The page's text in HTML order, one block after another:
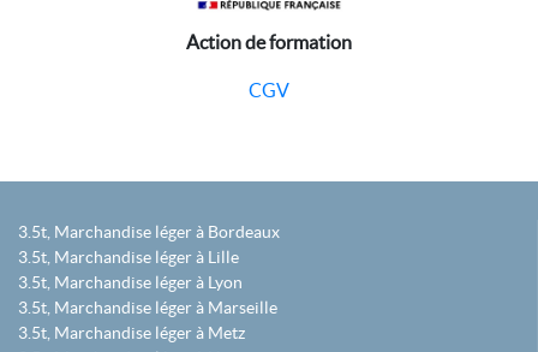
Action de formation
CGV
3.5t, Marchandise léger à Bordeaux
3.5t, Marchandise léger à Lille
3.5t, Marchandise léger à Lyon
3.5t, Marchandise léger à Marseille
3.5t, Marchandise léger à Metz